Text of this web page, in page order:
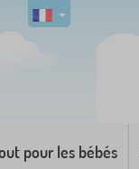
pour les bébés